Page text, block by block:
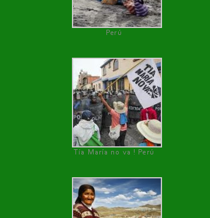
Perú
Tía María no va ! Perú